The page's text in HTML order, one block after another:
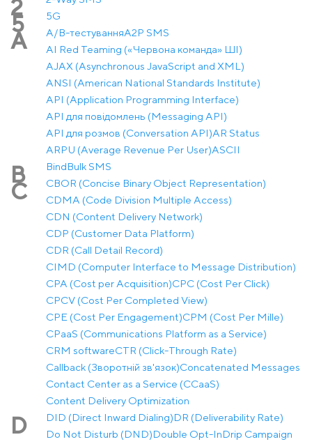
2
5 5G
A A/B-тестуванняA2P SMS
AI Red Teaming («Червона команда» ШІ)
AJAX (Asynchronous JavaScript and XML)
ANSI (American National Standards Institute)
API (Application Programming Interface)
API для повідомлень (Messaging API)
API для розмов (Conversation API)AR Status
ARPU (Average Revenue Per User)ASCII
B BindBulk SMS
C
CBOR (Concise Binary Object Representation)
CDMA (Code Division Multiple Access)
CDN (Content Delivery Network)
CDP (Customer Data Platform)
CDR (Call Detail Record)
CIMD (Computer Interface to Message Distribution)
CPA (Cost per Acquisition)CPC (Cost Per Click)
CPCV (Cost Per Completed View)
CPE (Cost Per Engagement)CPM (Cost Per Mille)
CPaaS (Communications Platform as a Service)
CRM softwareCTR (Click-Through Rate)
Callback (Зворотній зв'язок)Concatenated Messages
Contact Center as a Service (CCaaS)
Content Delivery Optimization
D DID (Direct Inward Dialing)DR (Deliverability Rate)
Do Not Disturb (DND)Double Opt-InDrip Campaign